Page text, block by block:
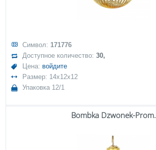
Символ: 171776
Доступное количество:30,
Цена: войдите
Размер: 14x12x12
Упаковка 12/1
Bombka Dzwonek-Prom.